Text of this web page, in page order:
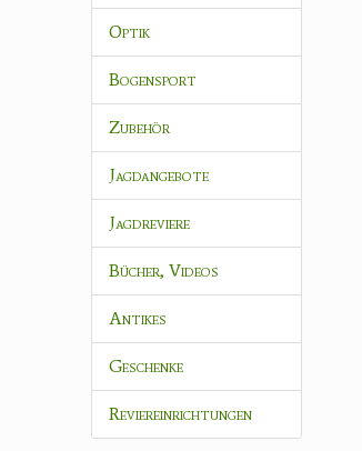
Optik
Bogensport
Zubehör
Jagdangebote
Jagdreviere
Bücher, Videos
Antikes
Geschenke
Reviereinrichtungen